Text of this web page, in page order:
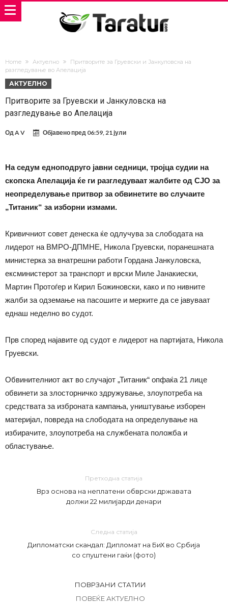
Home Актуелно
Притворите за Груевски и Јанкуловска на
разгледување во Апелација
АКТУЕЛНО
Притворите за Груевски и Јанкуловска на
разгледување во Апелација
ОдA V Објавено пред 06:59, 21 јули
На седум едноподруго јавни седници, тројца судии на
скопска Апелација ќе ги разгледуваат жалбите од СЈО за
неопределување притвор за обвинетите во случаите
„Титаник“ за изборни измами.
Кривичниот совет денеска ќе одлучува за слободата на
лидерот на ВМРО-ДПМНЕ, Никола Груевски, поранешната
министерка за внатрешни работи Гордана Јанкуловска,
ексминистерот за транспорт и врски Миле Јанакиески,
Мартин Протоѓер и Кирил Божиновски, како и по нивните
жалби за одземање на пасошите и мерките да се јавуваат
еднаш неделно во судот.
Прв според најавите од судот е лидерот на партијата, Никола
Груевски.
Обвинителниот акт во случајот „Титаник“ опфаќа 21 лице
обвинети за злосторничко здружување, злоупотреба на
средствата за изброната кампања, уништување изборен
материјал, повреда на слободата на определување на
избирачите, злоупотреба на службената положба и
областување.
Претходна статија
Врз основа на неплатени обврски државата
должи 22 милијарди денари
Следна статија
Дипломатски скандал: Дипломат на БиХ во Србија
со спуштени гаќи (фото)
ПОВРЗАНИ СТАТИИ
ПОВЕЌЕ АКТУЕЛНО